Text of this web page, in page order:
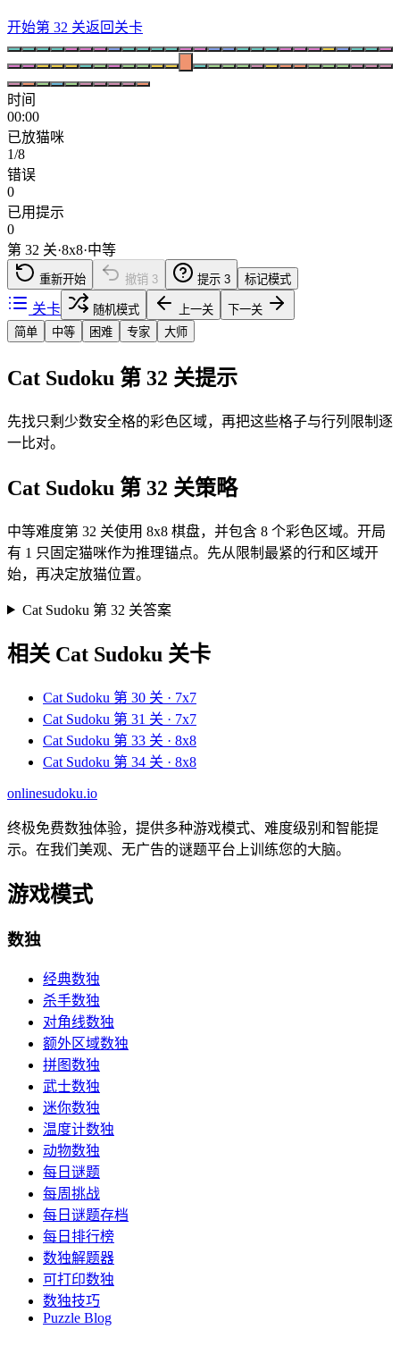
开始第 32 关返回关卡
时间
00:00
已放猫咪
1/8
错误
0
已用提示
0
第 32 关·8x8·中等
重新开始 撤销 3 提示 3 标记模式
关卡 随机模式 上一关
下一关
简单
中等 困难 专家 大师
Cat Sudoku 第 32 关提示
先找只剩少数安全格的彩色区域，再把这些格子与行列限制逐
一比对。
Cat Sudoku 第 32 关策略
中等难度第 32 关使用 8x8 棋盘，并包含 8 个彩色区域。开局
有 1 只固定猫咪作为推理锚点。先从限制最紧的行和区域开
始，再决定放猫位置。
Cat Sudoku 第 32 关答案
相关 Cat Sudoku 关卡
Cat Sudoku 第 30 关 · 7x7
Cat Sudoku 第 31 关 · 7x7
Cat Sudoku 第 33 关 · 8x8
Cat Sudoku 第 34 关 · 8x8
onlinesudoku.io
终极免费数独体验，提供多种游戏模式、难度级别和智能提
示。在我们美观、无广告的谜题平台上训练您的大脑。
游戏模式
数独
经典数独
杀手数独
对角线数独
额外区域数独
拼图数独
武士数独
迷你数独
温度计数独
动物数独
每日谜题
每周挑战
每日谜题存档
每日排行榜
数独解题器
可打印数独
数独技巧
Puzzle Blog